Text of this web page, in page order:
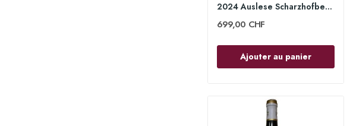
2024 Auslese Scharzhofberger 75cl - Egon Müller
699,00 CHF
Ajouter au panier